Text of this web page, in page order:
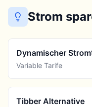
Strom
Dynamischer
Variable Tarife
Tibber Alternative